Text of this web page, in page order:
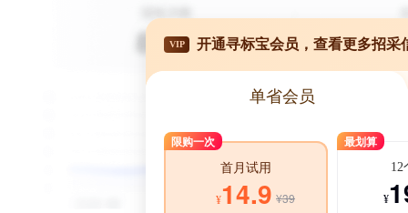
VIP 开通寻标宝会员，查看更多招采
单省会员
限购一次
首月试用
¥14.9 ¥39
最划算
12
¥